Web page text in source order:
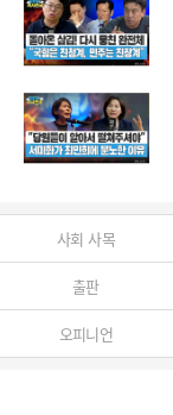
사회 사목
출판
오피니언